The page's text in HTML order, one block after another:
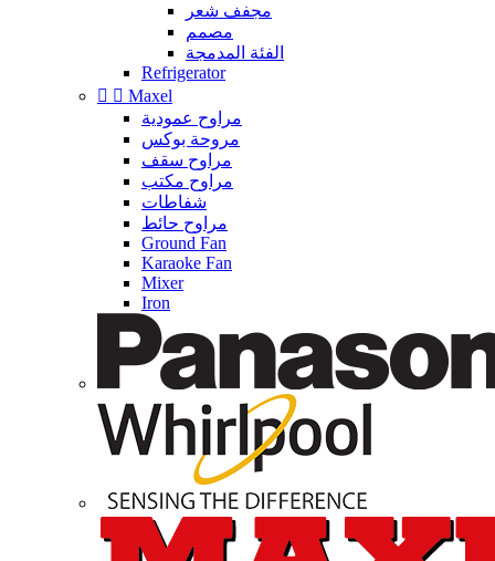
مجفف شعر
مصمم
الفئة المدمجة
Refrigerator
  Maxel
مراوح عمودية
مروحة بوكس
مراوح سقف
مراوح مكتب
شفاطات
مراوح حائط
Ground Fan
Karaoke Fan
Mixer
Iron